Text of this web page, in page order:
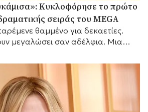
Κυκλοφόρησε το πρώτο
σειράς του MEGA
θαμμένο για δεκαετίες.
μεγαλώσει σαν αδέλφια. Μια